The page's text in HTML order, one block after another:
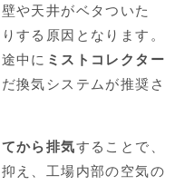
や天井がベタついた
する原因となります。
中に ミストコレクター
換気システムが推奨さ
から排気することで、
え、工場内部の空気の